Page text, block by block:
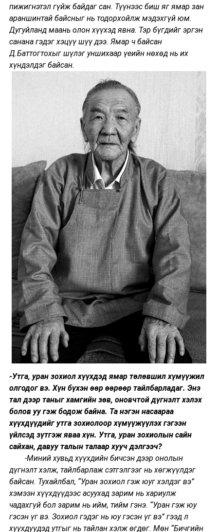
пижигнэтэл гүйж байдаг сан. Түүнээс биш яг ямар зан
араншинтай байсныг нь тодорхойлж мэдэхгүй юм.
Дугуйланд маань олон хүүхэд явна. Тэр бүгдийг эргэн
санана гэдэг хэцүү шүү дээ. Ямар ч байсан
Д.Баттогтохыг шүлэг уншихаар үеийн нөхөд нь их
хүндэлдэг байсан.
-Утга, уран зохиол хүүхдэд ямар төлөвшил хүмүүжил
олгодог вэ. Хүн бүхэн өөр өөрөөр тайлбарладаг. Энэ
тал дээр таныг хамгийн зөв, оновчтой дүгнэлт хэлэх
болов уу гэж бодож байна. Та нэгэн насаараа
хүүхдүүдийг утга зохиолоор хүмүүжүүлэх гэгээн
үйлсэд зүтгэж яваа хүн. Утга, уран зохиолын сайн
сайхан, давуу талын талаар хууч дэлгээч?
-Миний хувьд хүүхдийн бичсэн дээр онолын
дүгнэлт хэлж, тайлбарлаж сэтгэлгээг нь хөгжүүлдэг
байсан. Тухайлбал, “Уран зохиол гэж юуг хэлдэг вэ”
хэмээн хүүхдүүдээс асуухад зарим нь хариулж
чадахгүй бол зарим нь ийм, тийм гэнэ. “Уран гэж юу
гэсэн үг вэ. Зохиол гэдэг нь юу гэсэн үг вэ” гээд л
хүүхдүүдэд утгыг нь тайлан хэлж өгдөг. Мөн “Бичгийн